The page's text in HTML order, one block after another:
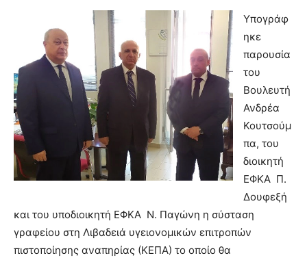
Υπογράφ
ηκε
παρουσία
του
Βουλευτή
Ανδρέα
Κουτσούμ
πα, του
διοικητή
ΕΦΚΑ Π.
Δουφεξή
και του υποδιοικητή ΕΦΚΑ Ν. Παγώνη η σύσταση
γραφείου στη Λιβαδειά υγειονομικών επιτροπών
πιστοποίησης αναπηρίας (ΚΕΠΑ) το οποίο θα